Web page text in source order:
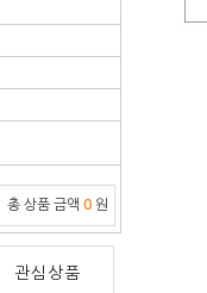
총 상품 금액 0 원
관심상품